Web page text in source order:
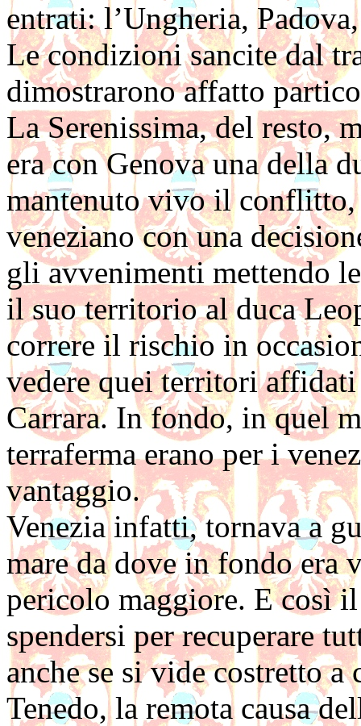
entrati: l’Ungheria,
Le condizioni sancite dal
dimostrarono affatto
La Serenissima, del resto,
era con Genova una della
mantenuto vivo il conflitto,
veneziano con una
gli avvenimenti mettendo
il suo territorio al duca
correre il rischio in
vedere quei territori
Carrara. In fondo, in quel
terraferma erano per i
vantaggio.
Venezia infatti, tornava a
mare da dove in fondo era
pericolo maggiore. E così
spendersi per recuperare
anche se si vide costretto a
Tenedo, la remota causa